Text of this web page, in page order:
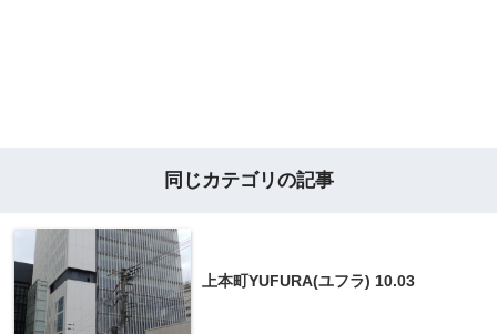
同じカテゴリの記事
上本町YUFURA(ユフラ) 10.03